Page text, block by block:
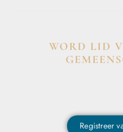
WORD LID
Registreer